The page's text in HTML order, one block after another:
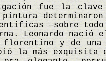
fue la
—sobre
Leonardo nació
y de una
la más exquisita